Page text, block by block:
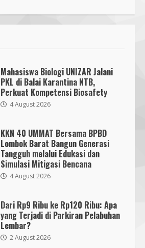
Mahasiswa Biologi UNIZAR Jalani
PKL di Balai Karantina NTB,
Perkuat Kompetensi Biosafety
4 August 2026
KKN 40 UMMAT Bersama BPBD
Lombok Barat Bangun Generasi
Tangguh melalui Edukasi dan
Simulasi Mitigasi Bencana
4 August 2026
Dari Rp9 Ribu ke Rp120 Ribu: Apa
yang Terjadi di Parkiran Pelabuhan
Lembar?
2 August 2026